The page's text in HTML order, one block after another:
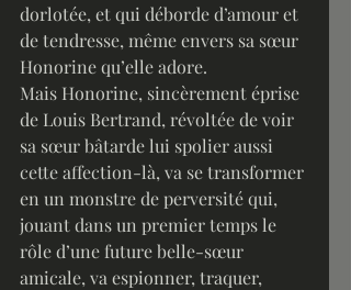
dorlotée, et qui déborde d’amour et
de tendresse, même envers sa sœur
Honorine qu’elle adore.
Mais Honorine, sincèrement éprise
de Louis Bertrand, révoltée de voir
sa sœur bâtarde lui spolier aussi
cette affection-là, va se transformer
en un monstre de perversité qui,
jouant dans un premier temps le
rôle d’une future belle-sœur
amicale, va espionner, traquer,